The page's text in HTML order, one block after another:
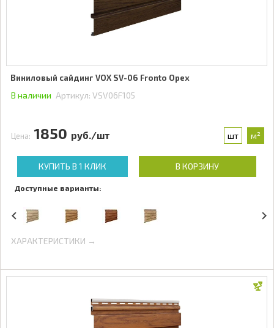
Виниловый сайдинг VOX SV-06 Fronto Орех
В наличии Артикул: VSV06F105
Цена: 1850 руб./шт шт м²
КУПИТЬ В 1 КЛИК В КОРЗИНУ
Доступные варианты:
ХАРАКТЕРИСТИКИ →